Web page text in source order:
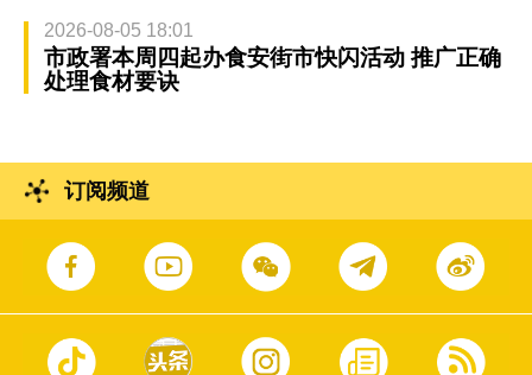
2026-08-05 18:01
市政署本周四起办食安街市快闪活动 推广正确
处理食材要诀
订阅频道